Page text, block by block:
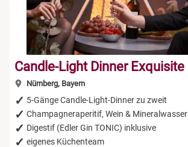
Candle-Light Dinner Exquisite
Nürnberg, Bayern
5-Gänge Candle-Light-Dinner zu zweit
Champagneraperitif, Wein & Mineralwasser
Digestif (Edler Gin TONIC) inklusive
eigenes Küchenteam